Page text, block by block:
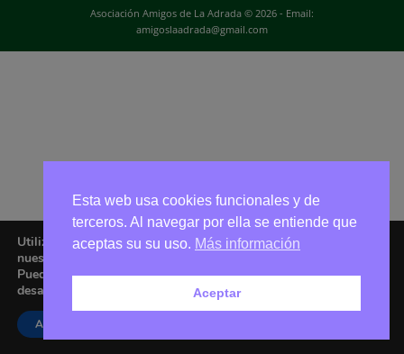
Asociación Amigos de La Adrada © 2026 - Email:
amigoslaadrada@gmail.com
Utilizamos cookies para ofrecerte la mejor experiencia en
nuestra web.
Puedes aprender más sobre qué cookies utilizamos o
desactivarlas en los
Aceptar
Esta web usa cookies funcionales y de
terceros. Al navegar por ella se entiende que
aceptas su su uso. Más información
Aceptar